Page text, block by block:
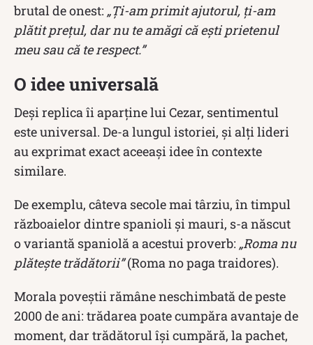
brutal de onest: „Ți-am primit ajutorul, ți-am
plătit prețul, dar nu te amăgi că ești prietenul
meu sau că te respect.”
O idee universală
Deși replica îi aparține lui Cezar, sentimentul
este universal. De-a lungul istoriei, și alți lideri
au exprimat exact aceeași idee în contexte
similare.
De exemplu, câteva secole mai târziu, în timpul
războaielor dintre spanioli și mauri, s-a născut
o variantă spaniolă a acestui proverb: „Roma nu
plătește trădătorii”(Roma no paga traidores).
Morala poveștii rămâne neschimbată de peste
2000 de ani: trădarea poate cumpăra avantaje de
moment, dar trădătorul își cumpără, la pachet,